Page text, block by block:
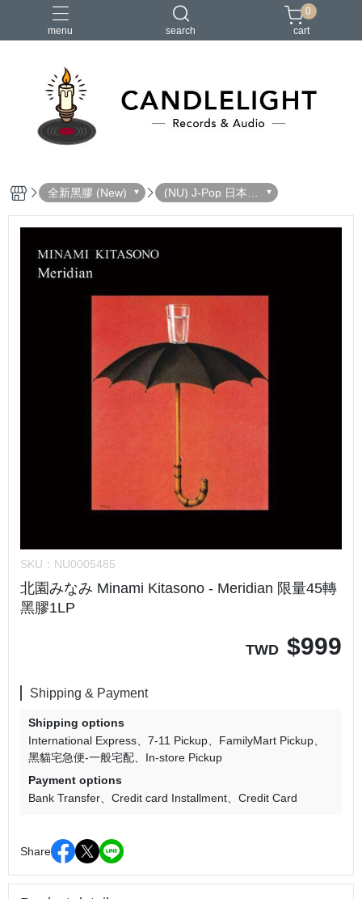
menu search
2026大港開唱 RSD 聖誕節 鏈鋸人蕾潔篇 黑潮好針
0
cart
全新黑膠 (New)
(NU) J-Pop 日本流
行
SKU： NU0005485
北園みなみ Minami Kitasono - Meridian 限量45轉
黑膠1LP
TWD $999
Shipping & Payment
Shipping options
International Express
7-11 Pickup
FamilyMart Pickup
黑貓宅急便-一般宅配
In-store Pickup
Payment options
Bank Transfer
Credit card Installment Credit Card
Share